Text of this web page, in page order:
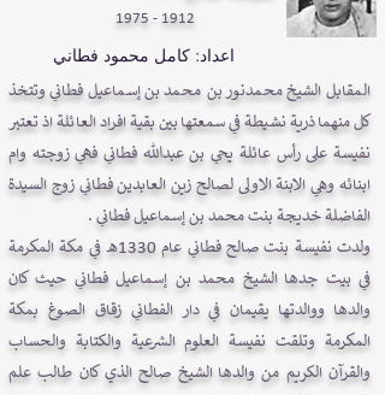
1912 - 1975
اعداد: كامل محمود فطاني
المقابل الشيخ محمدنور بن محمد بن إسماعيل فطاني وتتخذ
كل منهما ذرية نشيطة في سمعتها بين بقية افراد العائلة اذ تعتبر
نفيسة على رأس عائلة يحي بن عبدالله فطاني فهي زوجته وام
ابنائه وهي الابنة الاولى لصالح زين العابدين فطاني زوج السيدة
الفاضلة خديجة بنت محمد بن إسماعيل فطاني .
ولدت نفيسة بنت صالح فطاني عام 1330هـ في مكة المكرمة
في بيت جدها الشيخ محمد بن إسماعيل فطاني حيث كان
والدها ووالدتها يقيمان في دار الفطاني زقاق الصوغ بمكة
المكرمة وتلقت نفيسة العلوم الشرعية والكتابة والحساب
والقرآن الكريم من والدها الشيخ صالح الذي كان طالب علم